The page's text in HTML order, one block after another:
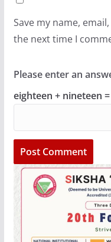
Save my name,
the next time I
Please enter an
eighteen + nineteen =